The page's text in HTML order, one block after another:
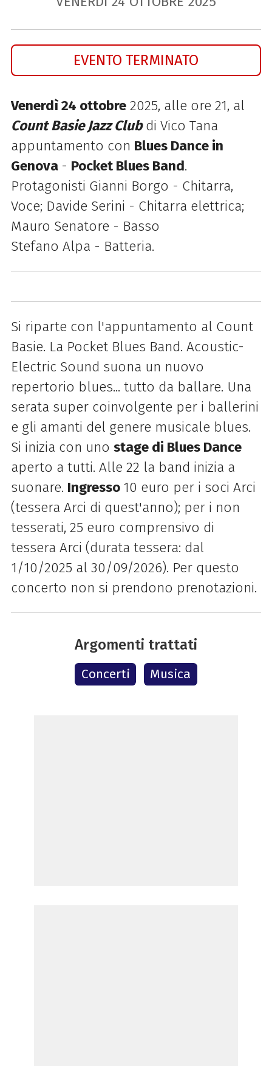
EVENTO TERMINATO
Venerdì 24 ottobre2025, alle ore 21, al
Count Basie Jazz Clubdi Vico Tana
appuntamento con Blues Dance in
Genova - Pocket Blues Band.
Protagonisti Gianni Borgo - Chitarra,
Voce; Davide Serini - Chitarra elettrica;
Mauro Senatore - Basso
Stefano Alpa - Batteria.
Si riparte con l'appuntamento al Count
Basie. La Pocket Blues Band. Acoustic-
Electric Sound suona un nuovo
repertorio blues... tutto da ballare. Una
serata super coinvolgente per i ballerini
e gli amanti del genere musicale blues.
Si inizia con uno stage di Blues Dance
aperto a tutti. Alle 22 la band inizia a
suonare. Ingresso 10 euro per i soci Arci
(tessera Arci di quest'anno); per i non
tesserati, 25 euro comprensivo di
tessera Arci (durata tessera: dal
1/10/2025 al 30/09/2026). Per questo
concerto non si prendono prenotazioni.
Argomenti trattati
Concerti Musica